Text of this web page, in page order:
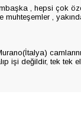
, hepsi çok
muhteşemler ,
işi değildir, tek tek